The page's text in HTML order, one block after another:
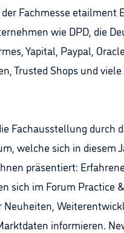
Fachmesse etailment
wie DPD, die
Yapital, Paypal,
Trusted Shops und
Fachausstellung durch
welche sich in diesem
präsentiert:
sich im Forum Practice &
Neuheiten,
informieren.